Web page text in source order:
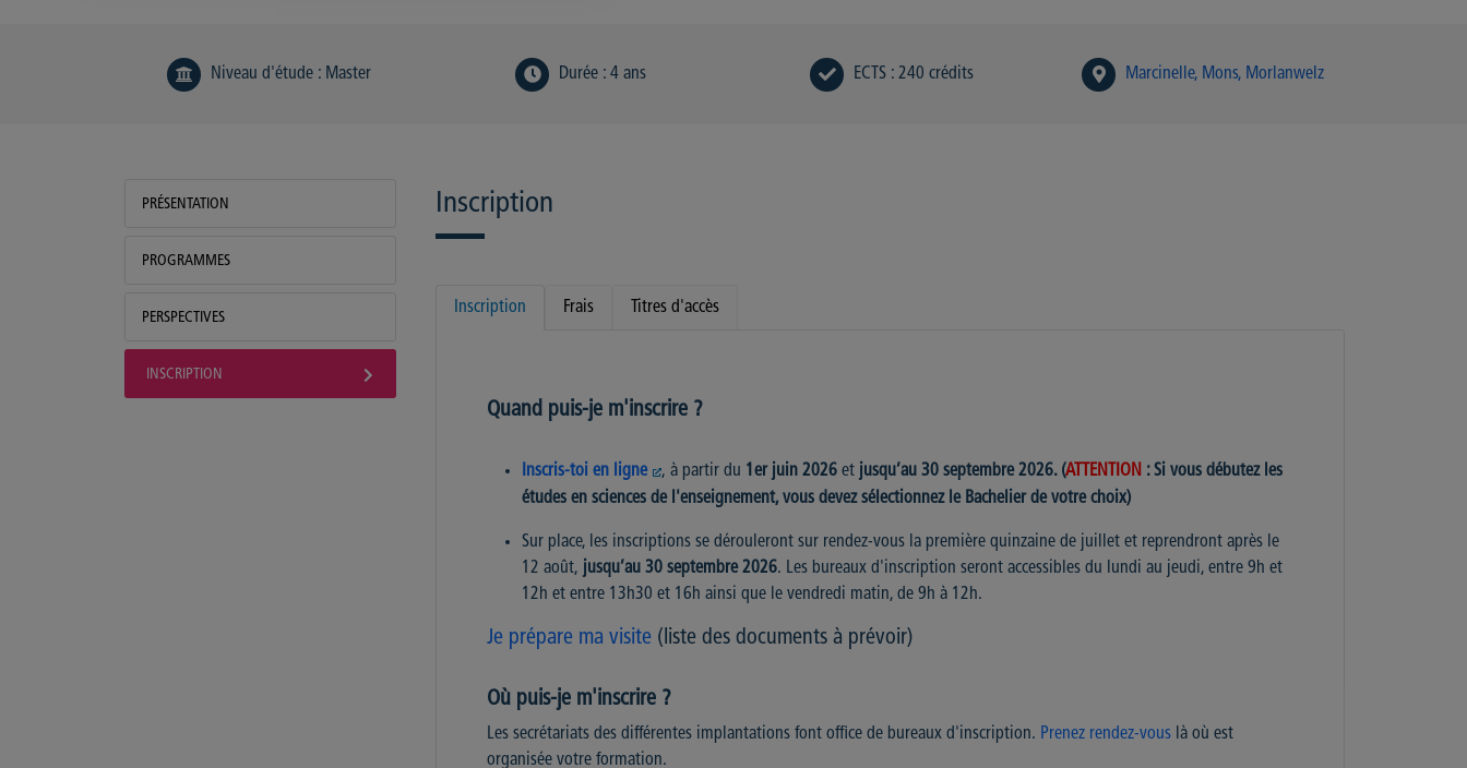
Niveau d'étude : Master Durée: 4 ans ECTS: 240 crédits Marcinelle Mons Morlanwelz
PRÉSENTATION
PROGRAMMES
PERSPECTIVES
INSCRIPTION
Inscription
Inscription Frais Titres d'accès
Quand puis-je m'inscrire ?
Inscris-toi en ligne , à partir du 1er juin 2026 et jusqu’au 30 septembre 2026. (ATTENTION : Si vous débutez les
études en sciences de l'enseignement, vous devez sélectionnez le Bachelier de votre choix)
Sur place, les inscriptions se dérouleront sur rendez-vous la première quinzaine de juillet et reprendront après le
12 août, jusqu’au 30 septembre 2026. Les bureaux d'inscription seront accessibles du lundi au jeudi, entre 9h et
12h et entre 13h30 et 16h ainsi que le vendredi matin, de 9h à 12h.
Je prépare ma visite (liste des documents à prévoir)
Où puis-je m'inscrire ?
Les secrétariats des différentes implantations font office de bureaux d'inscription. Prenez rendez-vous là où est
organisée votre formation.